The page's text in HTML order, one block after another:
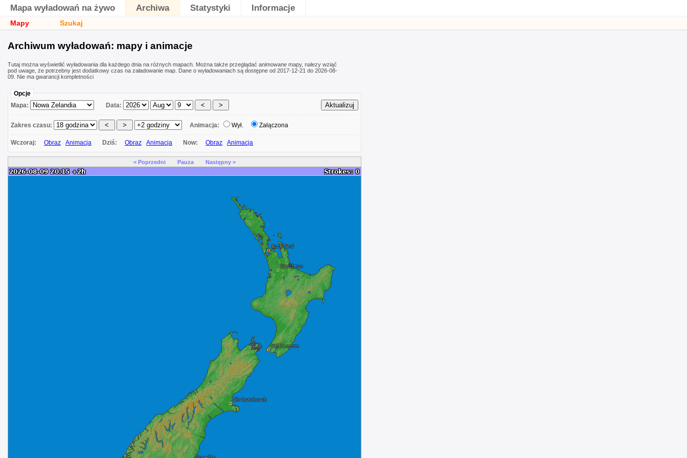
Mapa wyładowań na żywo Archiwa Statystyki Informacje
Mapy Szukaj
Archiwum wyładowań: mapy i animacje
Tutaj można wyświetlić wyładowania dla każdego dnia na różnych mapach. Można także przeglądać animowane mapy, nalezy wziąć
pod uwage, że potrzebny jest dodatkowy czas na załadowanie map. Dane o wyładowaniach są dostępne od 2017-12-21 do 2026-08-
09. Nie ma gwarancji kompletności
Opcje
Mapa:
Data:
Zakres czasu: Animacja: Wył. Załączona
Wczoraj: Obraz Animacja Dziś: Obraz Animacja Now: Obraz Animacja
< Poprzedni Pauza Następny >